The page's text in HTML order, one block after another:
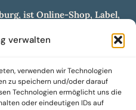
verwalten
verwenden wir Technologien
zu speichern und/oder darauf
Technologien ermöglicht uns die
oder eindeutigen IDs auf
ist Online-Shop, Label,
Vinyl-Presswerk und
sowohl hochgradig
Titeln und -Formaten auf